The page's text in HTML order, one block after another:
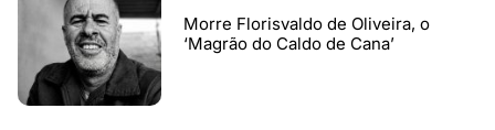
Morre Florisvaldo de Oliveira, o
‘Magrão do Caldo de Cana’